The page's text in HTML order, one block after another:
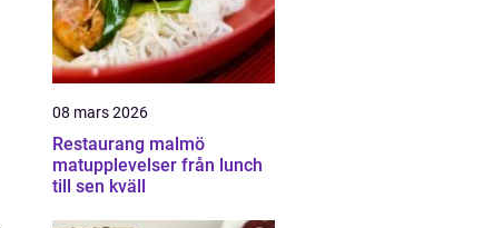
08 mars 2026
Restaurang malmö
matupplevelser från lunch
till sen kväll